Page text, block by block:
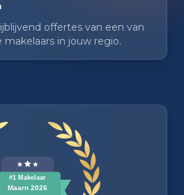
offertes van een van
in jouw regio.